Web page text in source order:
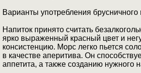
Варианты употребления брусничного
Напиток принято считать
ярко выраженный красный цвет и
консистенцию. Морс легко пьется
в качестве аперитива. Он
аппетита, а также созданию нужного